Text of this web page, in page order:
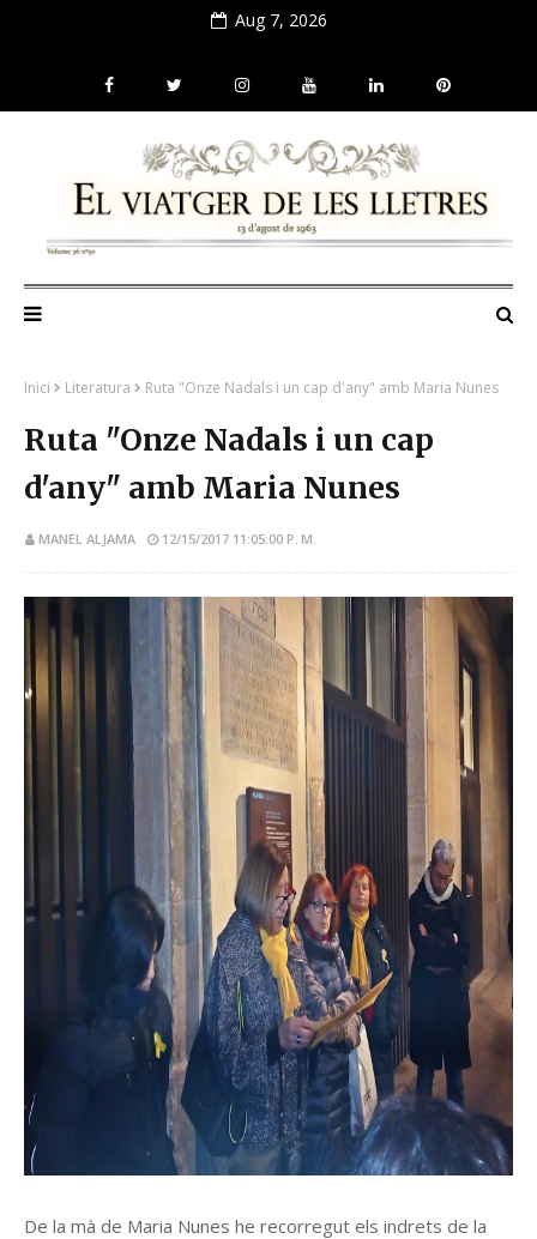
Aug 7, 2026
Inici Literatura Ruta "Onze Nadals i un cap d'any" amb Maria Nunes
Ruta "Onze Nadals i un cap
d'any" amb Maria Nunes
MANEL ALJAMA 12/15/2017 11:05:00 P. M.
De la mà de Maria Nunes he recorregut els indrets de la